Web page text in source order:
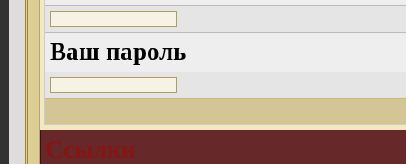
Ваш пароль
Ссылки